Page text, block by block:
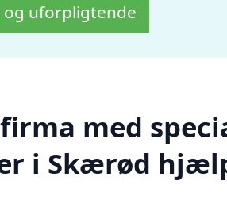
og uforpligtende
med
i Skærød